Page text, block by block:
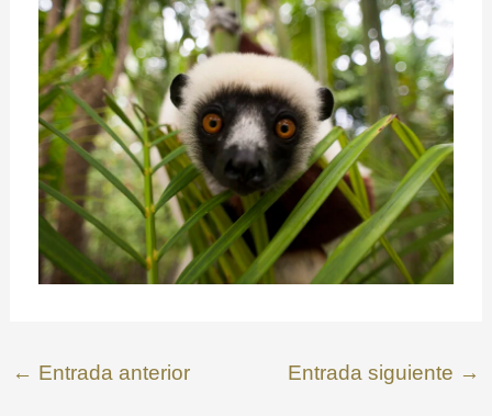
← Entrada anterior Entrada siguiente →